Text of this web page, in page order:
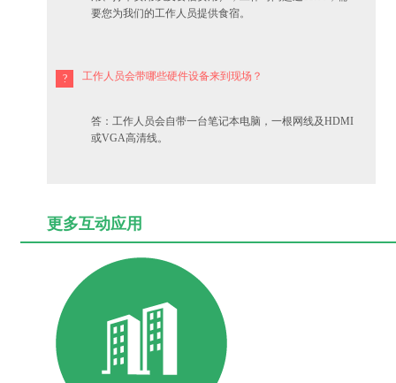
要您为我们的工作人员提供食宿。
工作人员会带哪些硬件设备来到现场？
答：工作人员会自带一台笔记本电脑，一根网线及HDMI
或VGA高清线。
更多互动应用